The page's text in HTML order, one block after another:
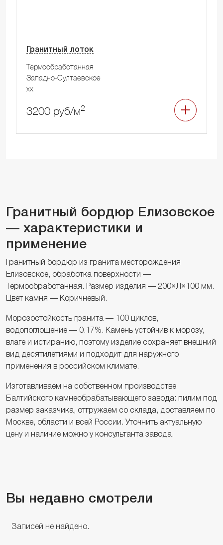
Гранитный лоток
Термообработанная
Западно-Султаевское
xx
3200 руб/м2
Гранитный бордюр Елизовское
— характеристики и
применение
Гранитный бордюр из гранита месторождения
Елизовское, обработка поверхности —
Термообработанная. Размер изделия — 200×Л×100 мм.
Цвет камня — Коричневый.
Морозостойкость гранита — 100 циклов,
водопоглощение — 0.17%. Камень устойчив к морозу,
влаге и истиранию, поэтому изделие сохраняет внешний
вид десятилетиями и подходит для наружного
применения в российском климате.
Изготавливаем на собственном производстве
Балтийского камнеобрабатывающего завода: пилим под
размер заказчика, отгружаем со склада, доставляем по
Москве, области и всей России. Уточнить актуальную
цену и наличие можно у консультанта завода.
Вы недавно смотрели
Записей не найдено.